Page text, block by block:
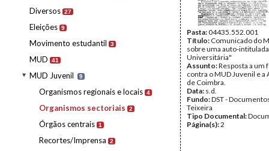
Diversos 27
Eleições 9
Movimento estudantil 3
MUD 41
MUD Juvenil 9
Organismos regionais e locais 4
Organismos sectoriais 2
Órgãos centrais 1
Recortes/Imprensa 2
Pasta:04435.552.001
Título: Comunicado do
sobre uma auto-
Universitária"
Assunto:Resposta a um
contra o MUD Juvenil e a
de Coimbra.
Data: s.d.
Fundo:DST -
Teixeira
Tipo Documental:
Página(s):2